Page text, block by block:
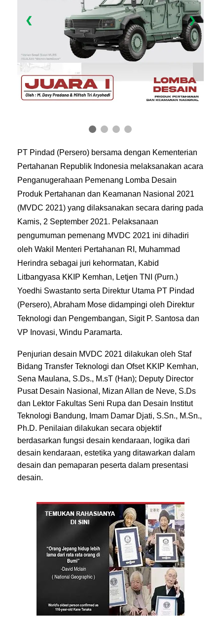
❮ ❯
PT Pindad (Persero) bersama dengan Kementerian
Pertahanan Republik Indonesia melaksanakan acara
Penganugerahaan Pemenang Lomba Desain
Produk Pertahanan dan Keamanan Nasional 2021
(MVDC 2021) yang dilaksanakan secara daring pada
Kamis, 2 September 2021. Pelaksanaan
pengumuman pemenang MVDC 2021 ini dihadiri
oleh Wakil Menteri Pertahanan RI, Muhammad
Herindra sebagai juri kehormatan, Kabid
Litbangyasa KKIP Kemhan, Letjen TNI (Purn.)
Yoedhi Swastanto serta Direktur Utama PT Pindad
(Persero), Abraham Mose didampingi oleh Direktur
Teknologi dan Pengembangan, Sigit P. Santosa dan
VP Inovasi, Windu Paramarta.
Penjurian desain MVDC 2021 dilakukan oleh Staf
Bidang Transfer Teknologi dan Ofset KKIP Kemhan,
Sena Maulana, S.Ds., M.sT (Han); Deputy Director
Pusat Desain Nasional, Mizan Allan de Neve, S.Ds
dan Lektor Fakultas Seni Rupa dan Desain Institut
Teknologi Bandung, Imam Damar Djati, S.Sn., M.Sn.,
Ph.D. Penilaian dilakukan secara objektif
berdasarkan fungsi desain kendaraan, logika dari
desain kendaraan, estetika yang ditawarkan dalam
desain dan pemaparan peserta dalam presentasi
desain.